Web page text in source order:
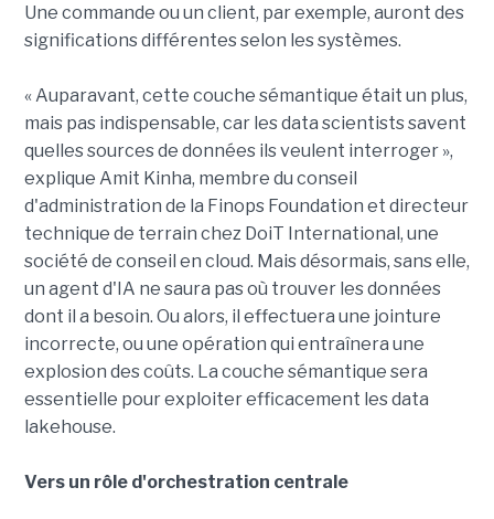
Une commande ou un client, par exemple, auront des
significations différentes selon les systèmes.
« Auparavant, cette couche sémantique était un plus,
mais pas indispensable, car les data scientists savent
quelles sources de données ils veulent interroger »,
explique Amit Kinha, membre du conseil
d'administration de la Finops Foundation et directeur
technique de terrain chez DoiT International, une
société de conseil en cloud. Mais désormais, sans elle,
un agent d'IA ne saura pas où trouver les données
dont il a besoin. Ou alors, il effectuera une jointure
incorrecte, ou une opération qui entraînera une
explosion des coûts. La couche sémantique sera
essentielle pour exploiter efficacement les data
lakehouse.
Vers un rôle d'orchestration centrale